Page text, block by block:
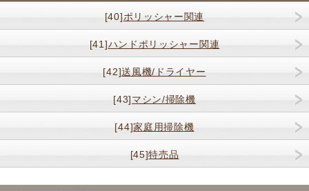
[40]ポリッシャー関連
[41]ハンドポリッシャー関連
[42]送風機/ドライヤー
[43]マシン/掃除機
[44]家庭用掃除機
[45]特売品